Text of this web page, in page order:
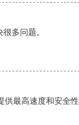
多问题。
最高速度和安全